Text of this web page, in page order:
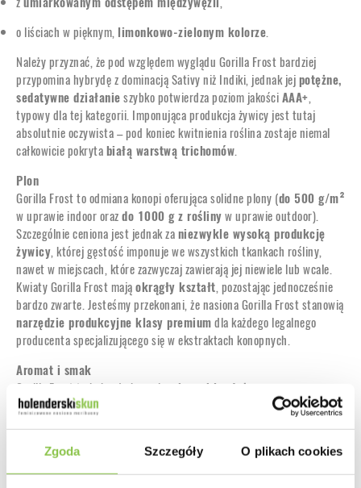
Zgoda Szczegóły O plikach cookies
o liściach w pięknym, limonkowo-zielonym kolorze.
Należy przyznać, że pod względem wyglądu Gorilla Frost bardziej
przypomina hybrydę z dominacją Sativy niż Indiki, jednak jejpotężne,
sedatywne działanieszybko potwierdza poziom jakościAAA+,
typowy dla tej kategorii. Imponująca produkcja żywicy jest tutaj
absolutnie oczywista – pod koniec kwitnienia roślina zostaje niemal
całkowicie pokrytabiałą warstwą trichomów.
Plon
Gorilla Frost to odmiana konopi oferująca solidne plony (do 500 g/m²
w uprawie indoor orazdo 1000 g z roślinyw uprawie outdoor).
Szczególnie ceniona jest jednak zaniezwykle wysoką produkcję
żywicy, której gęstość imponuje we wszystkich tkankach rośliny,
nawet w miejscach, które zazwyczaj zawierają jej niewiele lub wcale.
Kwiaty Gorilla Frost mająokrągły kształt, pozostając jednocześnie
bardzo zwarte. Jesteśmy przekonani, że nasiona Gorilla Frost stanowią
narzędzie produkcyjne klasy premiumdla każdego legalnego
producenta specjalizującego się w ekstraktach konopnych.
Aromat i smak
Gorilla Frost to hybryda konopi o
niezwykle złożonym,
kontrastowym i bardzo intensywnym profilu aromatyczno-
. Dzięki połączeniu genów Diesel i Chem pojawiają się
cytrusowym smakiem
, pochodzącym od Sour Dubb. Kolekcjonerskie
nasiona Gorilla Frost pozwalają odkryćwyjątkowe doznania